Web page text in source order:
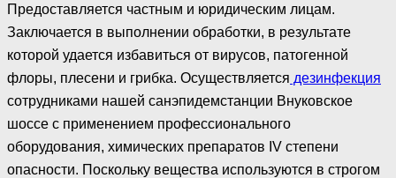
Предоставляется частным и юридическим лицам.
Заключается в выполнении обработки, в результате
которой удается избавиться от вирусов, патогенной
флоры, плесени и грибка. Осуществляется дезинфекция
сотрудниками нашей санэпидемстанции Внуковское
шоссе с применением профессионального
оборудования, химических препаратов IV степени
опасности. Поскольку вещества используются в строгом